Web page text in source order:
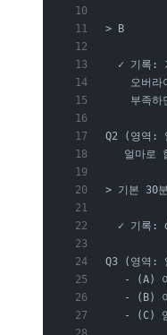
> B
✓ 기록:
오버라
부족하
Q2 (영역:
얼마로
> 기본 30
✓ 기록:
Q3 (영역:
- (A)
- (B)
- (C)